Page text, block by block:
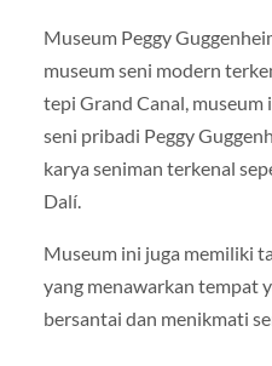
Museum Peggy
museum seni modern
tepi Grand Canal,
seni pribadi Peggy
karya seniman terkenal
Dalí.
Museum ini juga memiliki
yang menawarkan tempat
bersantai dan menikmati